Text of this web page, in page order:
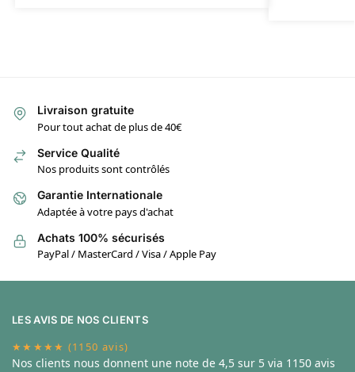
Livraison gratuite
Pour tout achat de plus de 40€
Service Qualité
Nos produits sont contrôlés
Garantie Internationale
Adaptée à votre pays d'achat
Achats 100% sécurisés
PayPal / MasterCard / Visa / Apple Pay
LES AVIS DE NOS CLIENTS
★★★★★ (1150 avis)
Nos clients nous donnent une note de 4,5 sur 5 via 1150 avis